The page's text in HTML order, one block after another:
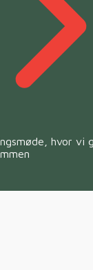
hvor vi